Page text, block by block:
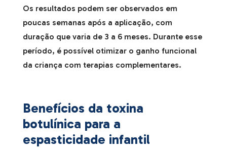
Os resultados podem ser observados em
poucas semanas após a aplicação, com
duração que varia de 3 a 6 meses. Durante esse
período, é possível otimizar o ganho funcional
da criança com terapias complementares.
Benefícios da toxina
botulínica para a
espasticidade infantil